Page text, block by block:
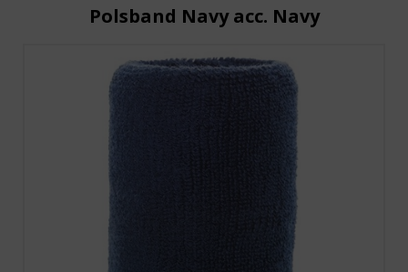
Polsband Navy acc. Navy